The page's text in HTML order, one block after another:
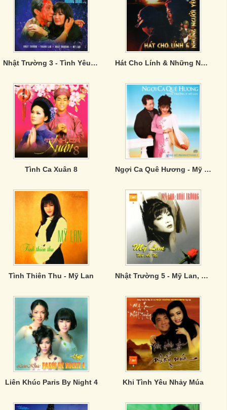
Nhật Trường 3 - Tình Yêu Nụ Cười Nước Mắt Hát Cho Lính & Những Người Yêu Lính
Tình Ca Xuân 8 Ngợi Ca Quê Hương - Mỹ Lan & Nhật Trường
Tình Thiên Thu - Mỹ Lan Nhật Trường 5 - Mỹ Lan, Wò Ái Nì
Liên Khúc Paris By Night 4 Khi Tình Yêu Nhảy Múa